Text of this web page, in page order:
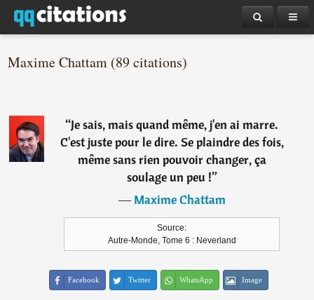
Maxime Chattam (89 citations)
“Je sais, mais quand même, j'en ai marre.
C'est juste pour le dire. Se plaindre des fois,
même sans rien pouvoir changer, ça
soulage un peu !”
―Maxime Chattam
Source:
Autre-Monde, Tome 6 : Neverland
Facebook Twitter WhatsApp Image